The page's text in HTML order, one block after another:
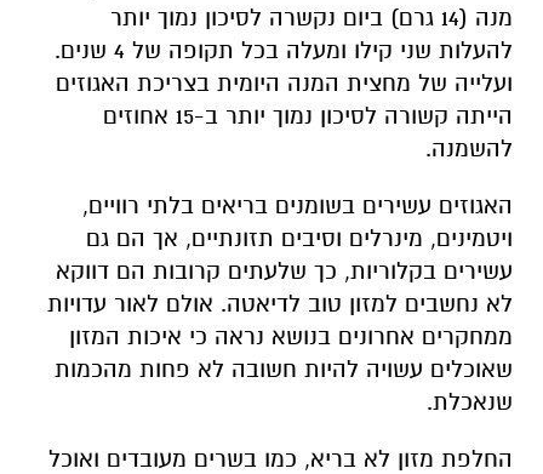
מנה (14 גרם) ביום נקשרה לסיכון נמוך יותר
להעלות שני קילו ומעלה בכל תקופה של 4 שנים.
ועלייה של מחצית המנה היומית בצריכת האגוזים
הייתה קשורה לסיכון נמוך יותר ב-15 אחוזים
להשמנה.
האגוזים עשירים בשומנים בריאים בלתי רוויים,
ויטמינים, מינרלים וסיבים תזונתיים, אך הם גם
עשירים בקלוריות, כך שלעתים קרובות הם דווקא
לא נחשבים למזון טוב לדיאטה. אולם לאור עדויות
ממחקרים אחרונים בנושא נראה כי איכות המזון
שאוכלים עשויה להיות חשובה לא פחות מהכמות
שנאכלת.
החלפת מזון לא בריא, כמו בשרים מעובדים ואוכל